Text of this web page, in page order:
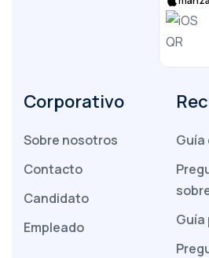
Establecieron las
riesgos que implican las
desde el principio. Los
recibimos eran realmente
requisitos del puesto.
Corporativo
Sobre nosotros
Contacto
Candidato
Empleado